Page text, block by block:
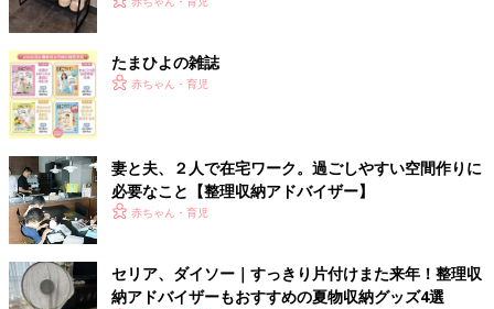
たまひよの雑誌
赤ちゃん・育児
妻と夫、２人で在宅ワーク。過ごしやすい空間作りに
必要なこと【整理収納アドバイザー】
赤ちゃん・育児
セリア、ダイソー｜すっきり片付けまた来年！整理収
納アドバイザーもおすすめの夏物収納グッズ4選